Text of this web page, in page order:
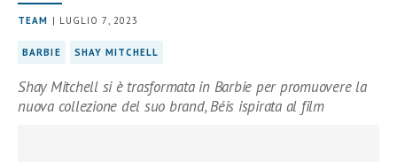
TEAM | LUGLIO 7, 2023
BARBIE SHAY MITCHELL
Shay Mitchell si è trasformata in Barbie per promuovere la
nuova collezione del suo brand, Béis ispirata al film